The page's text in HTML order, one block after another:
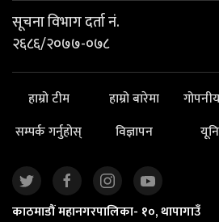
सूचना विभाग दर्ता नं.
२६८६/२०७७-०७८
हाम्रो टीम हाम्रो बारेमा
सम्पर्क गर्नुहोस्
विज्ञापन
काठमाडौं महानगरपालिका- १०, थापागाउँ